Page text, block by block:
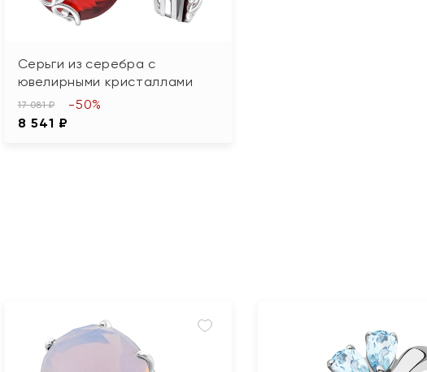
Серьги из серебра с
ювелирными кристаллами
17 081 ₽
8 541 ₽
-50%